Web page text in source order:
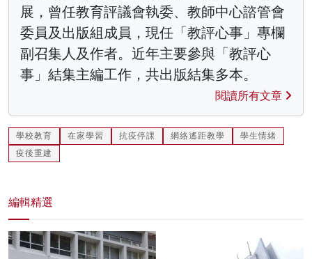
展，曾任教育評議會執委、教師中心諮管會
委員及出版組成員，現任「教評心事」專欄
副召集人及作者。近年主要參與「教評心
事」結集主編工作，共出版結集多本。
閱讀所有文章
學校教育 在家學習 抗疫停課 網絡遙距教學
學生情緒
疫後重建
編輯精選